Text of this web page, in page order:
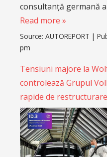
consultanță germană
Read more »
Source: AUTOREPORT |
pm
Tensiuni majore la
controlează Grupul
rapide de restructurare